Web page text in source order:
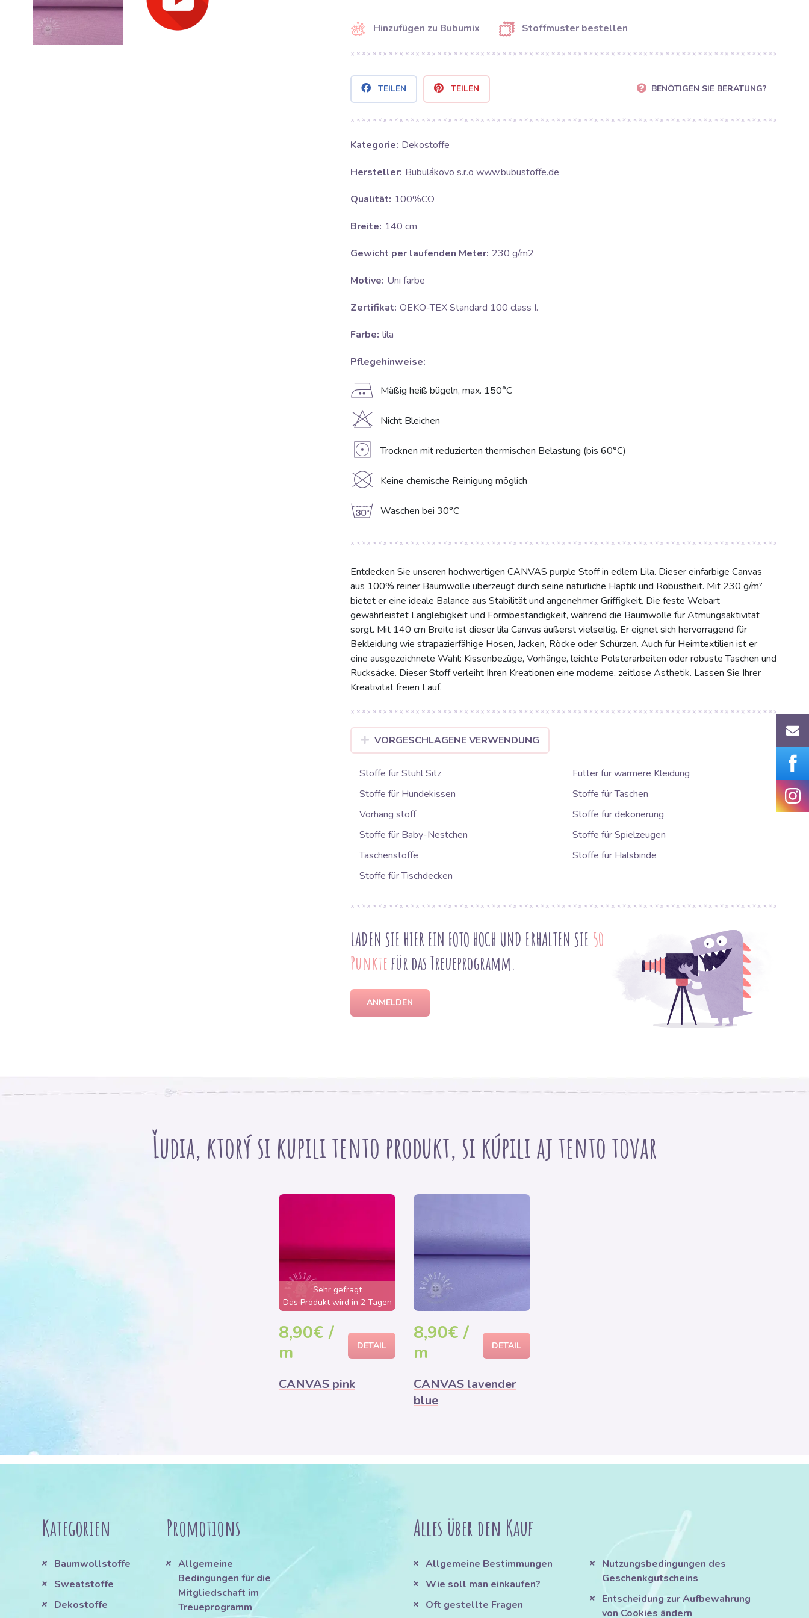
Hinzufügen zu Bubumix Stoffmuster bestellen
TEILEN TEILEN BENÖTIGEN SIE BERATUNG?
Kategorie: Dekostoffe
Hersteller: Bubulákovo s.r.o www.bubustoffe.de
Qualität: 100%CO
Breite: 140 cm
Gewicht per laufenden Meter: 230 g/m2
Motive: Uni farbe
Zertifikat: OEKO-TEX Standard 100 class I.
Farbe: lila
Pflegehinweise:
E Mäßig heiß bügeln, max. 150°C
H Nicht Bleichen
V Trocknen mit reduzierten thermischen Belastung (bis 60°C)
K Keine chemische Reinigung möglich
g Waschen bei 30°C
Entdecken Sie unseren hochwertigen CANVAS purple Stoff in edlem Lila. Dieser einfarbige Canvas
aus 100% reiner Baumwolle überzeugt durch seine natürliche Haptik und Robustheit. Mit 230 g/m²
bietet er eine ideale Balance aus Stabilität und angenehmer Griffigkeit. Die feste Webart
gewährleistet Langlebigkeit und Formbeständigkeit, während die Baumwolle für Atmungsaktivität
sorgt. Mit 140 cm Breite ist dieser lila Canvas äußerst vielseitig. Er eignet sich hervorragend für
Bekleidung wie strapazierfähige Hosen, Jacken, Röcke oder Schürzen. Auch für Heimtextilien ist er
eine ausgezeichnete Wahl: Kissenbezüge, Vorhänge, leichte Polsterarbeiten oder robuste Taschen und
Rucksäcke. Dieser Stoff verleiht Ihren Kreationen eine moderne, zeitlose Ästhetik. Lassen Sie Ihrer
Kreativität freien Lauf.
VORGESCHLAGENE VERWENDUNG
Stoffe für Stuhl Sitz
Futter für wärmere Kleidung
Stoffe für Hundekissen
Stoffe für Taschen
Vorhang stoff
Stoffe für dekorierung
Stoffe für Baby-Nestchen
Stoffe für Spielzeugen
Taschenstoffe
Stoffe für Halsbinde
Stoffe für Tischdecken
LADEN SIE HIER EIN FOTO HOCH UND ERHALTEN SIE 50
Punktefür das Treueprogramm.
ANMELDEN
Ľudia, ktorý si kupili tento produkt, si kúpili aj tento tovar
Sehr gefragt
Das Produkt wird in 2 Tagen
ausverkauft sein
8,90€ /
m
DETAIL
CANVAS pink
8,90€ /
m
DETAIL
CANVAS lavender
blue
Kategorien
Baumwollstoffe
Sweatstoffe
Dekostoffe
Promotions
Allgemeine
Bedingungen für die
Mitgliedschaft im
Treueprogramm
Alles über den Kauf
Allgemeine Bestimmungen
Wie soll man einkaufen?
Oft gestellte Fragen
Nutzungsbedingungen des
Geschenkgutscheins
Entscheidung zur Aufbewahrung
von Cookies ändern